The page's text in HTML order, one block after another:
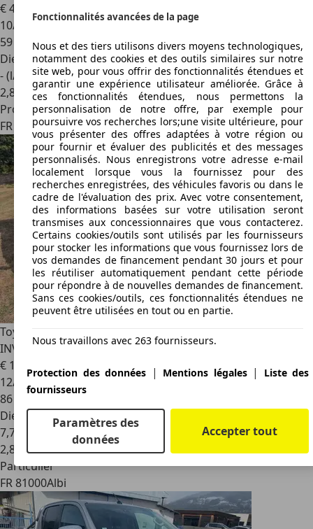
€ 48 900
10/2022
59 800 km
Diesel
- (l/100 km)
2,8
Professionnel
FR 84800L'isle-sur-la-sorgue
Toyota Hilux
INVINCIBLE
€ 15 500
12/2015
86 315 km
Diesel
7,7 l/100 km (mixte)
2,8
Particulier
FR 81000Albi
Fonctionnalités avancées de la page
Nous et des tiers utilisons divers moyens technologiques,
notamment des cookies et des outils similaires sur notre
site web, pour vous offrir des fonctionnalités étendues et
garantir une expérience utilisateur améliorée. Grâce à
ces fonctionnalités étendues, nous permettons la
personnalisation de notre offre, par exemple pour
poursuivre vos recherches lors;une visite ultérieure, pour
vous présenter des offres adaptées à votre région ou
pour fournir et évaluer des publicités et des messages
personnalisés. Nous enregistrons votre adresse e-mail
localement lorsque vous la fournissez pour des
recherches enregistrées, des véhicules favoris ou dans le
cadre de l'évaluation des prix. Avec votre consentement,
des informations basées sur votre utilisation seront
transmises aux concessionnaires que vous contacterez.
Certains cookies/outils sont utilisés par les fournisseurs
pour stocker les informations que vous fournissez lors de
vos demandes de financement pendant 30 jours et pour
les réutiliser automatiquement pendant cette période
pour répondre à de nouvelles demandes de financement.
Sans ces cookies/outils, ces fonctionnalités étendues ne
peuvent être utilisées en tout ou en partie.
Nous travaillons avec 263 fournisseurs.
Protection des données | Mentions légales|
Liste des
fournisseurs
Paramètres des
données
Accepter tout